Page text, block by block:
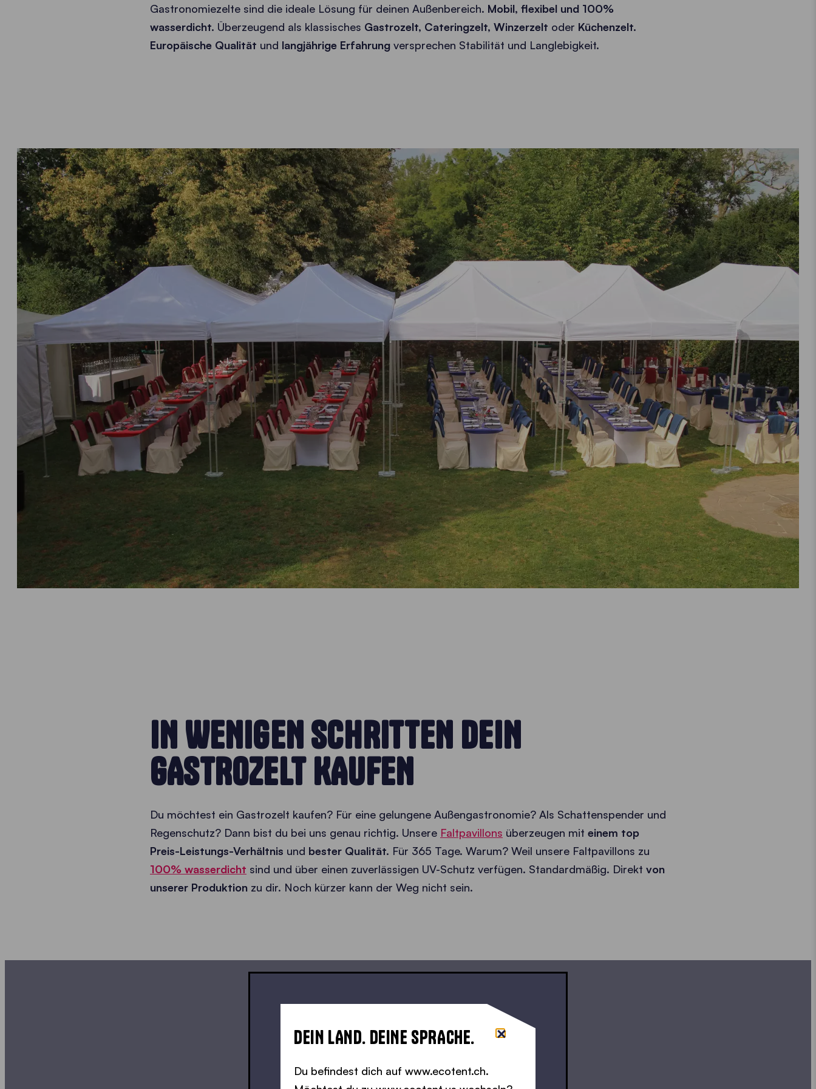
Gastronomiezelte sind die ideale Lösung für deinen Außenbereich. Mobil, flexibel und 100%
wasserdicht. Überzeugend als klassisches Gastrozelt, Cateringzelt, Winzerzelt oder Küchenzelt.
Europäische Qualität und langjährige Erfahrung versprechen Stabilität und Langlebigkeit.
IN WENIGEN SCHRITTEN DEIN
GASTROZELT KAUFEN
Du möchtest ein Gastrozelt kaufen? Für eine gelungene Außengastronomie? Als Schattenspender und
Regenschutz? Dann bist du bei uns genau richtig. Unsere Faltpavillons überzeugen mit einem top
Preis-Leistungs-Verhältnis und bester Qualität. Für 365 Tage. Warum? Weil unsere Faltpavillons zu
100% wasserdicht sind und über einen zuverlässigen UV-Schutz verfügen. Standardmäßig. Direkt von
unserer Produktion zu dir. Noch kürzer kann der Weg nicht sein.
DEIN LAND. DEINE SPRACHE.
Du befindest dich auf www.ecotent.ch.